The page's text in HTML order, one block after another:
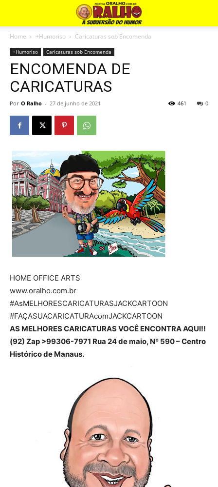
Home +Humoriso Caricaturas sob Encomenda
+Humoriso Caricaturas sob Encomenda
ENCOMENDA DE
CARICATURAS
Por O Ralho - 27 de junho de 2021 0
461
HOME OFFICE ARTS
www.oralho.com.br
#AsMELHORESCARICATURASJACKCARTOON
#FAÇASUACARICATURAcomJACKCARTOON
AS MELHORES CARICATURAS VOCÊ ENCONTRA AQUI!!
(92) Zap >99306-7971 Rua 24 de maio, Nº 590 – Centro
Histórico de Manaus.